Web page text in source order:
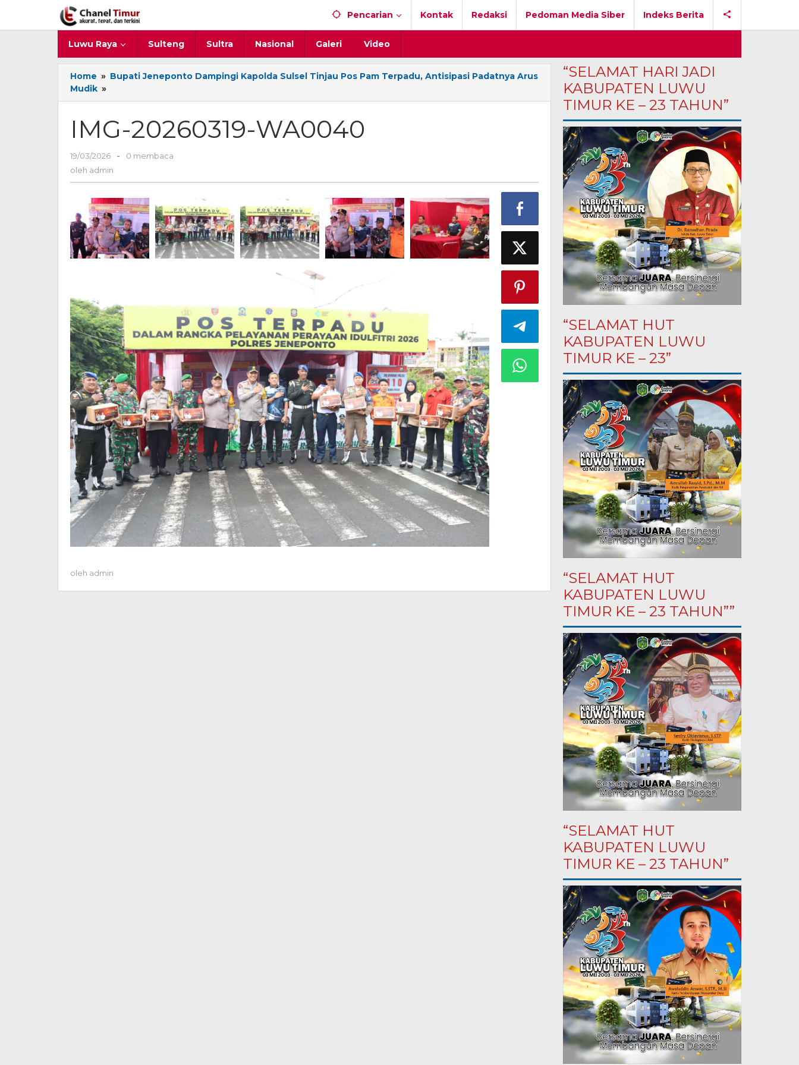
konten
Pencarian Kontak Redaksi Pedoman Media Siber Indeks Berita
Luwu Raya Sulteng Sultra Nasional Galeri Video
Home » Bupati Jeneponto Dampingi Kapolda Sulsel Tinjau Pos Pam Terpadu, Antisipasi Padatnya Arus
Mudik »
20260319-
IMG-20260319-WA0040
19/03/2026
oleh
-
0 membaca
oleh admin
oleh admin
“SELAMAT HARI JADI
KABUPATEN LUWU
TIMUR KE – 23 TAHUN”
“SELAMAT HUT
KABUPATEN LUWU
TIMUR KE – 23”
“SELAMAT HUT
KABUPATEN LUWU
TIMUR KE – 23 TAHUN””
“SELAMAT HUT
KABUPATEN LUWU
TIMUR KE – 23 TAHUN”